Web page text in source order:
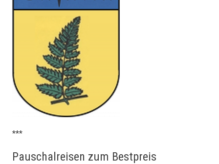
***
Pauschalreisen zum Bestpreis